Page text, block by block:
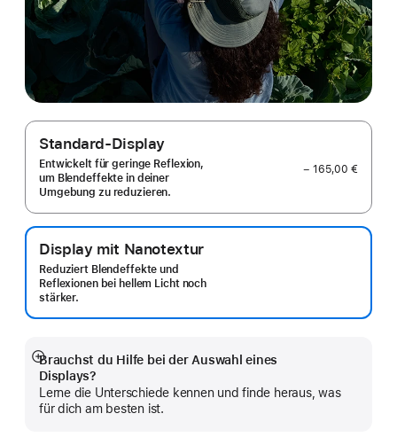
Standard-Display
Entwickelt für geringe Reflexion,
um Blendeffekte in deiner
Umgebung zu reduzieren.
− 165,00 €
Display mit Nanotextur
Reduziert Blendeffekte und
Reflexionen bei hellem Licht noch
stärker.
Brauchst du Hilfe bei der Auswahl eines
Displays?
Lerne die Unterschiede kennen und finde heraus, was
für dich am besten ist.
Mehr
anzeigen